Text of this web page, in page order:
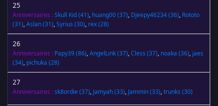
25
Anniversaires :Skull Kid(41), huang00(37), Djeepy46234(36), Rototo
(31),Aslan(31),Syrius (30), rex(28)
26
Anniversaires : Papy39(86),AngelLink(37),Cless (37), noaka (36), jaes
(34), pichuka (28)
27
Anniversaires :sk8ordie(37), Jamyah(33), Jammin(33),trunks (30)